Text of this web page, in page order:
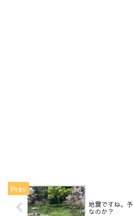
地震ですね。
なのか？